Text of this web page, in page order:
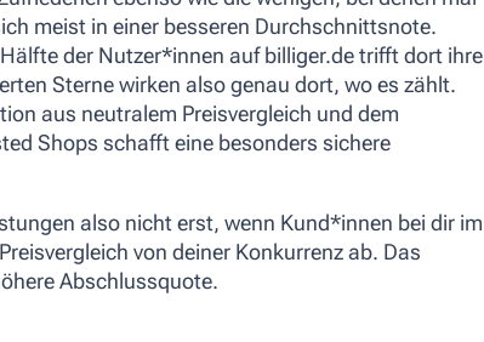
meist in einer besseren Durchschnittsnote.
der Nutzer*innen auf billiger.de trifft dort ihre
Sterne wirken also genau dort, wo es zählt.
aus neutralem Preisvergleich und dem
Shops schafft eine besonders sichere
also nicht erst, wenn Kund*innen bei dir im
von deiner Konkurrenz ab. Das
Abschlussquote.